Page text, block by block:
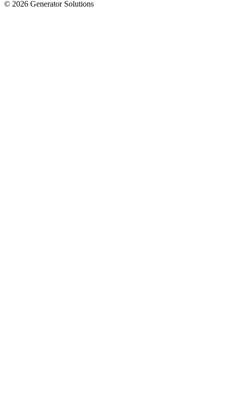
© 2026 Generator Solutions